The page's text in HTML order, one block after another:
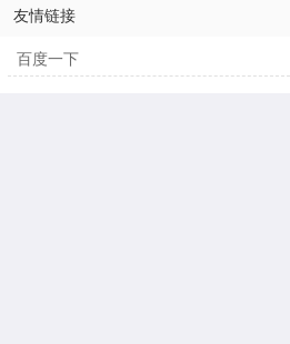
友情链接
百度一下